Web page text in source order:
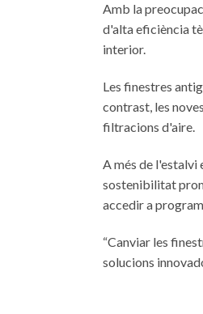
Amb la
d'alta eficiència
interior.
Les finestres
contrast, les
filtracions d'aire.
A més de l'estalvi
sostenibilitat
accedir a
“Canviar les
solucions